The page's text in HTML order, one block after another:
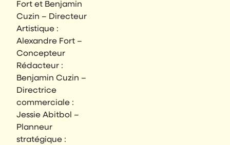
Fort et Benjamin
Cuzin – Directeur
Artistique :
Alexandre Fort –
Concepteur
Rédacteur :
Benjamin Cuzin –
Directrice
commerciale :
Jessie Abitbol –
Planneur
stratégique :